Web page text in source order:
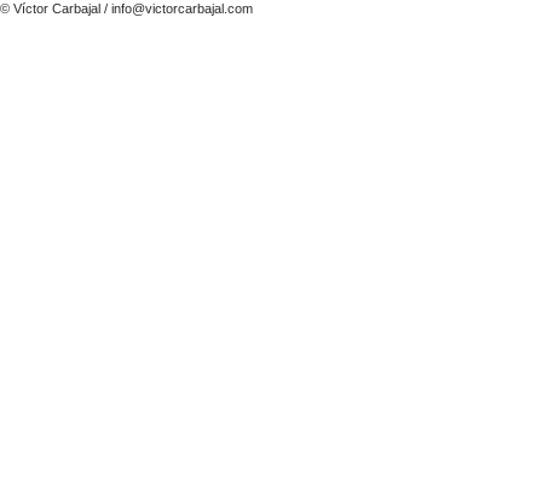
© Víctor Carbajal / info@victorcarbajal.com